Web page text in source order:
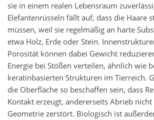
sie in einem realen Lebensraum
Elefantenrüsseln fällt auf, dass die Haare
müssen, weil sie regelmäßig an harte
etwa Holz, Erde oder Stein.
Porosität können dabei Gewicht
Energie bei Stößen verteilen, ähnlich wie
keratinbasierten Strukturen im Tierreich.
die Oberfläche so beschaffen sein, dass
Kontakt erzeugt, andererseits Abrieb
Geometrie zerstört. Biologisch ist